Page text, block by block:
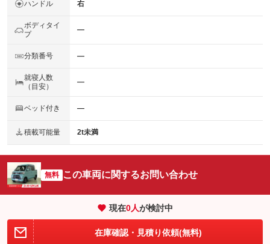
ハンドル 右
ボディタイ
プ
―
分類番号 ―
就寝人数
（目安）
―
ベッド付き ―
積載可能量 2t未満
無料 この車両に関するお問い合わせ
現在0人が検討中
在庫確認・見積り依頼(無料)